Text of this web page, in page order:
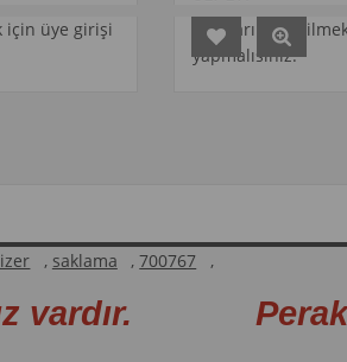
Fiyatları görebilmek için üye girişi
, saklama , 700767 ,
vardır.